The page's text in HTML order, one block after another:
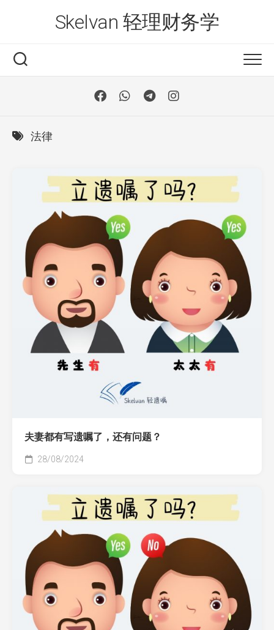
Skelvan 轻理财务学
法律
夫妻都有写遗嘱了，还有问题？
28/08/2024